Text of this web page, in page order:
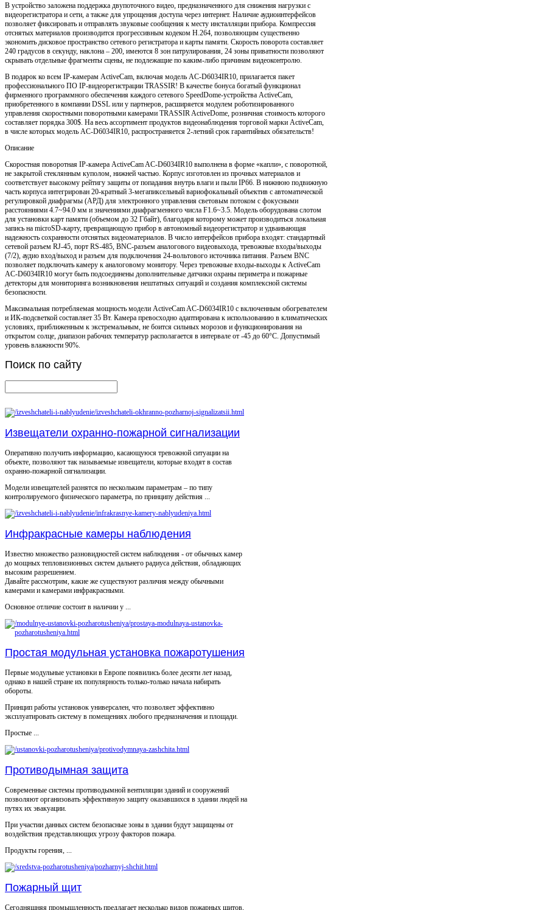
В устройство заложена поддержка двупоточного видео, предназначенного для снижения нагрузки с
видеорегистратора и сети, а также для упрощения доступа через интернет. Наличие аудиоинтерфейсов
позволяет фиксировать и отправлять звуковые сообщения к месту инсталляции прибора. Компрессия
отснятых материалов производится прогрессивным кодеком H.264, позволяющим существенно
экономить дисковое пространство сетевого регистратора и карты памяти. Скорость поворота составляет
240 градусов в секунду, наклона – 200, имеются 8 зон патрулирования, 24 зоны приватности позволяют
скрывать отдельные фрагменты сцены, не подлежащие по каким-либо причинам видеоконтролю.
В подарок ко всем IP-камерам ActiveCam, включая модель AC-D6034IR10, прилагается пакет
профессионального ПО IP-видеорегистрации TRASSIR! В качестве бонуса богатый функционал
фирменного программного обеспечения каждого сетевого SpeedDome-устройства ActiveCam,
приобретенного в компании DSSL или у партнеров, расширяется модулем роботизированного
управления скоростными поворотными камерами TRASSIR ActiveDome, розничная стоимость которого
составляет порядка 300$. На весь ассортимент продуктов видеонаблюдения торговой марки ActiveCam,
в числе которых модель AC-D6034IR10, распространяется 2-летний срок гарантийных обязательств!
Описание
Скоростная поворотная IP-камера ActiveCam AC-D6034IR10 выполнена в форме «капли», с поворотной,
не закрытой стеклянным куполом, нижней частью. Корпус изготовлен из прочных материалов и
соответствует высокому рейтигу защиты от попадания внутрь влаги и пыли IP66. В нижнюю подвижную
часть корпуса интегрирован 20-кратный 3-мегапиксельный вариофокальный объектив с автоматической
регулировкой диафрагмы (АРД) для электронного управления световым потоком с фокусными
расстояниями 4.7~94.0 мм и значениями диафрагменного числа F1.6~3.5. Модель оборудована слотом
для установки карт памяти (объемом до 32 Гбайт), благодаря которому может производиться локальная
запись на microSD-карту, превращающую прибор в автономный видеорегистратор и удваивающая
надежность сохранности отснятых видеоматериалов. В число интерфейсов прибора входят: стандартный
сетевой разъем RJ-45, порт RS-485, BNC-разъем аналогового видеовыхода, тревожные входы/выходы
(7/2), аудио вход/выход и разъем для подключения 24-вольтового источника питания. Разъем BNC
позволяет подключать камеру к аналоговому монитору. Через тревожные входы-выходы к ActiveCam
AC-D6034IR10 могут быть подсоединены дополнительные датчики охраны периметра и пожарные
детекторы для мониторинга возникновения нештатных ситуаций и создания комплексной системы
безопасности.
Максимальная потребляемая мощность модели ActiveCam AC-D6034IR10 с включенным обогревателем
и ИК-подсветкой составляет 35 Вт. Камера превосходно адаптирована к использованию в климатических
условиях, приближенным к экстремальным, не боится сильных морозов и функционирования на
открытом солце, диапазон рабочих температур располагается в интервале от -45 до 60°С. Допустимый
уровень влажности 90%.
Поиск по сайту
Извещатели охранно-пожарной сигнализации
Оперативно получить информацию, касающуюся тревожной ситуации на
объекте, позволяют так называемые извещатели, которые входят в состав
охранно-пожарной сигнализации.
Модели извещателей разнятся по нескольким параметрам – по типу
контролируемого физического параметра, по принципу действия ...
Инфракрасные камеры наблюдения
Известно множество разновидностей систем наблюдения - от обычных камер
до мощных тепловизионных систем дальнего радиуса действия, обладающих
высоким разрешением.
Давайте рассмотрим, какие же существуют различия между обычными
камерами и камерами инфракрасными.
Основное отличие состоит в наличии у ...
Простая модульная установка пожаротушения
Первые модульные установки в Европе появились более десяти лет назад,
однако в нашей стране их популярность только-только начала набирать
обороты.
Принцип работы установок универсален, что позволяет эффективно
эксплуатировать систему в помещениях любого предназначения и площади.
Простые ...
Противодымная защита
Современные системы противодымной вентиляции зданий и сооружений
позволяют организовать эффективную защиту оказавшихся в здании людей на
путях их эвакуации.
При участии данных систем безопасные зоны в здании будут защищены от
воздействия представляющих угрозу факторов пожара.
Продукты горения, ...
Пожарный щит
Сегодняшняя промышленность предлагает несколько видов пожарных щитов,